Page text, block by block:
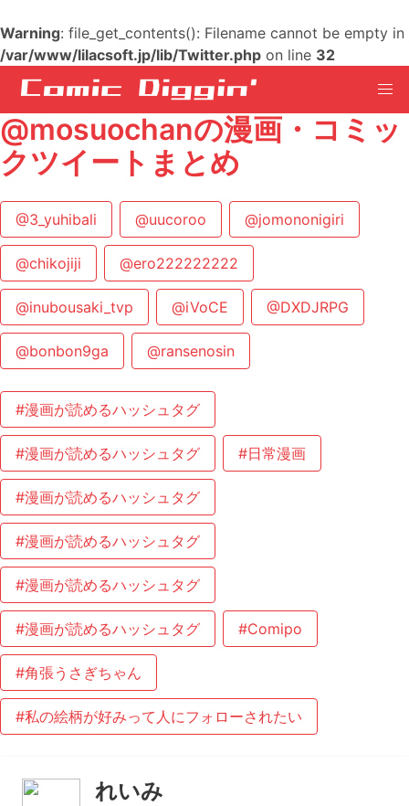
Warning: file_get_contents(): Filename cannot be empty in
/var/www/lilacsoft.jp/lib/Twitter.php on line 32
@mosuochanの漫画・コミッ
クツイートまとめ
@3_yuhibali @uucoroo @jomononigiri
@chikojiji @ero222222222
@inubousaki_tvp @iVoCE @DXDJRPG
@bonbon9ga @ransenosin
#漫画が読めるハッシュタグ
#漫画が読めるハッシュタグ #日常漫画
#漫画が読めるハッシュタグ
#漫画が読めるハッシュタグ
#漫画が読めるハッシュタグ
#漫画が読めるハッシュタグ #Comipo
#角張うさぎちゃん
#私の絵柄が好みって人にフォローされたい
れいみ